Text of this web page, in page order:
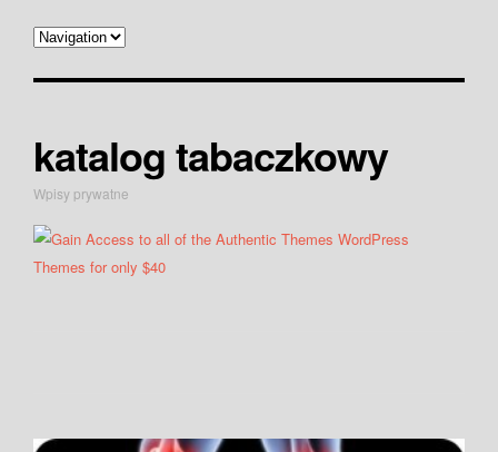
katalog tabaczkowy
Wpisy prywatne